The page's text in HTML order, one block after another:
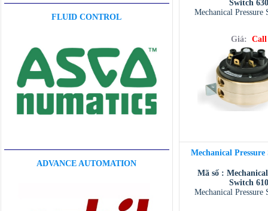
FLUID CONTROL
ADVANCE AUTOMATION
Switch 630
Mechanical Pressure
Giá: Call
Mechanical Pressure
Mã số :
Switch 610
Mechanical Pressure